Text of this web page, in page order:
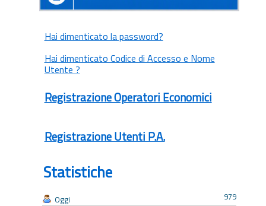
Hai dimenticato la password?
Hai dimenticato Codice di Accesso e Nome
Utente ?
Registrazione Operatori Economici
Registrazione Utenti P.A.
Statistiche
Oggi
979